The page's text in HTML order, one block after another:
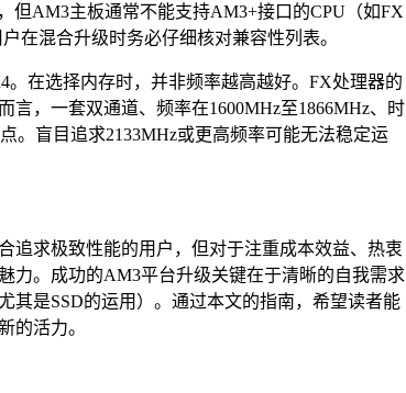
但AM3主板通常不能支持AM3+接口的CPU（如FX
在混合升级时务必仔细核对兼容性列表。
在选择内存时，并非频率越高越好。FX处理器的
，一套双通道、频率在1600MHz至1866MHz、时
。盲目追求2133MHz或更高频率可能无法稳定运
追求极致性能的用户，但对于注重成本效益、热衷
力。成功的AM3平台升级关键在于清晰的自我需求
其是SSD的运用）。通过本文的指南，希望读者能
的活力。